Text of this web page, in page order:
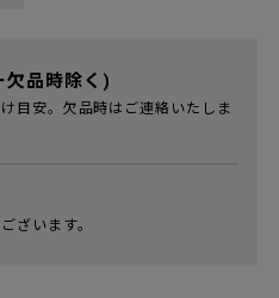
欠品時除く)
目安。欠品時はご連絡いたしま
ざいます。